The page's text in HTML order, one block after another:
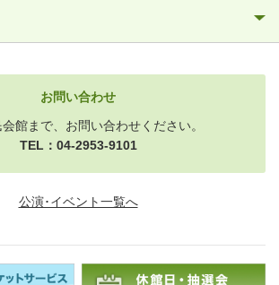
お問い合わせ
会館まで、お問い合わせください。
TEL：04-2953-9101
公演･イベント一覧へ